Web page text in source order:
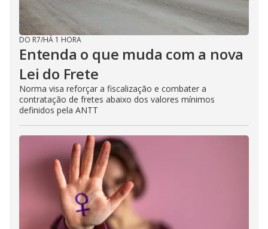
DO R7/HÁ 1 HORA
Entenda o que muda com a nova
Lei do Frete
Norma visa reforçar a fiscalização e combater a
contratação de fretes abaixo dos valores mínimos
definidos pela ANTT